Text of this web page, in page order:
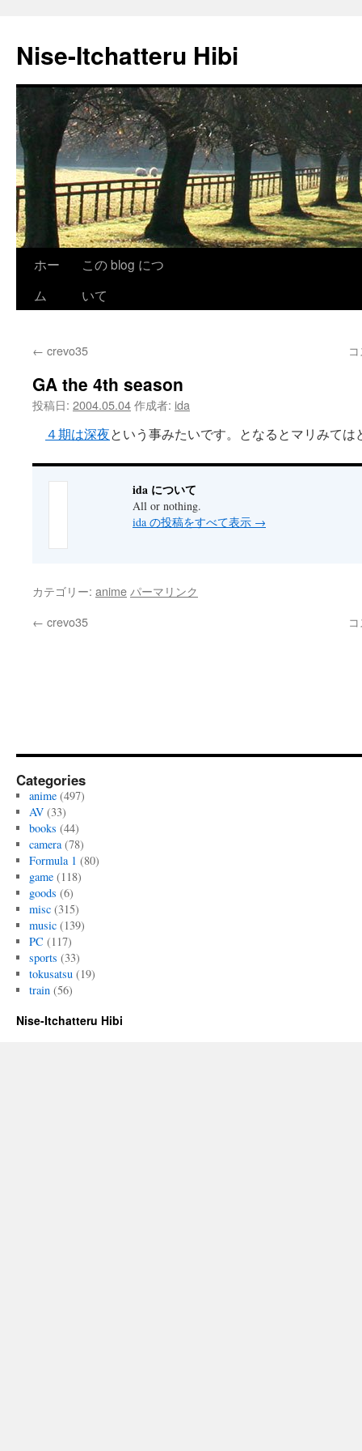
Nise-Itchatteru Hibi
ン
ツ
へ
ホー
ム
この blog につ
いて
← crevo35
GA the 4th season
投稿日: 2004.05.04作成者: ida
４期は深夜という事みたいです。となるとマリみて
ida について
All or nothing.
ida の投稿をすべて表示 →
カテゴリー: anime パーマリンク
← crevo35
Categories
anime(497)
AV(33)
books (44)
camera(78)
Formula 1 (80)
game(118)
goods (6)
misc(315)
music(139)
PC (117)
sports (33)
tokusatsu(19)
train(56)
Nise-Itchatteru Hibi